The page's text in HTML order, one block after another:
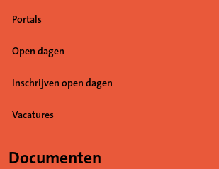
Portals
Open dagen
Inschrijven open dagen
Vacatures
Documenten